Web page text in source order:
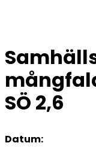
SÖ 2,6
Datum: